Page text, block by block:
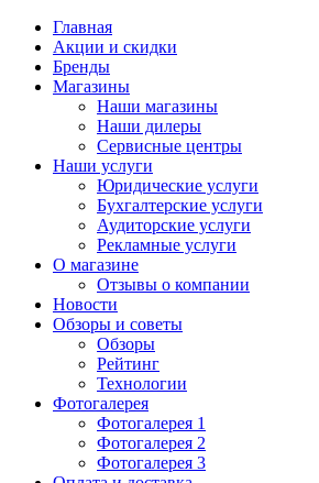
Главная
Акции и скидки
Бренды
Магазины
Наши магазины
Наши дилеры
Сервисные центры
Наши услуги
Юридические услуги
Бухгалтерские услуги
Аудиторские услуги
Рекламные услуги
О магазине
Отзывы о компании
Новости
Обзоры и советы
Обзоры
Рейтинг
Технологии
Фотогалерея
Фотогалерея 1
Фотогалерея 2
Фотогалерея 3